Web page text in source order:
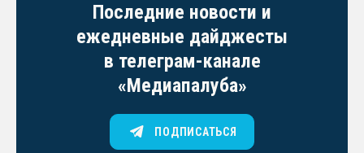
Последние новости и
ежедневные дайджесты
в телеграм-канале
«Медиапалуба»
ПОДПИСАТЬСЯ